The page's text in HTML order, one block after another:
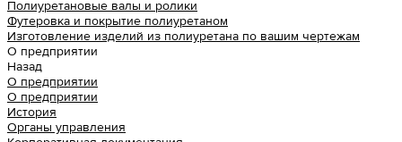
Полиуретановые валы и ролики
Футеровка и покрытие полиуретаном
Изготовление изделий из полиуретана по вашим чертежам
О предприятии
Назад
О предприятии
О предприятии
История
Органы управления